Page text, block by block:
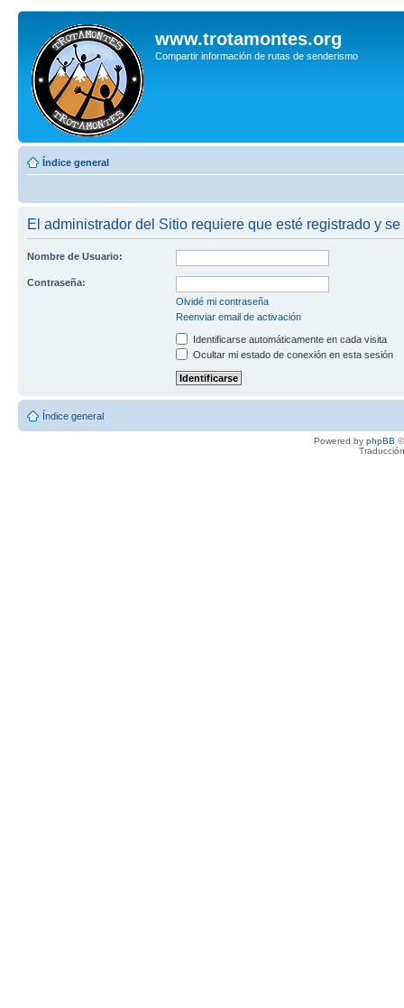
www.trotamontes.org
Compartir información de rutas de senderismo
Índice general
El administrador del Sitio requiere que esté registrado y
Nombre de Usuario:
Contraseña:
Olvidé mi contraseña
Reenviar email de activación
Identificarse automáticamente en cada visita
Ocultar mi estado de conexión en esta sesión
Índice general
Powered by phpBB